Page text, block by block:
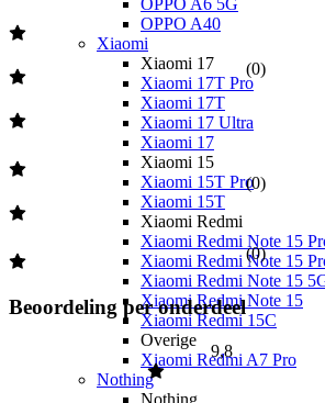
OPPO A6 5G
OPPO A40
Xiaomi
Xiaomi 17
Xiaomi 17T Pro
Xiaomi 17T
Xiaomi 17 Ultra
Xiaomi 17
Xiaomi 15
Xiaomi 15T Pro
Xiaomi 15T
Xiaomi Redmi
Xiaomi Redmi Note 15
Xiaomi Redmi Note 15
Xiaomi Redmi Note 15
Xiaomi Redmi Note 15
Xiaomi Redmi 15C
Overige
Xiaomi Redmi A7 Pro
Nothing
Nothing
(0)
(0)
(0)
Beoordeling per onderdeel
9,8